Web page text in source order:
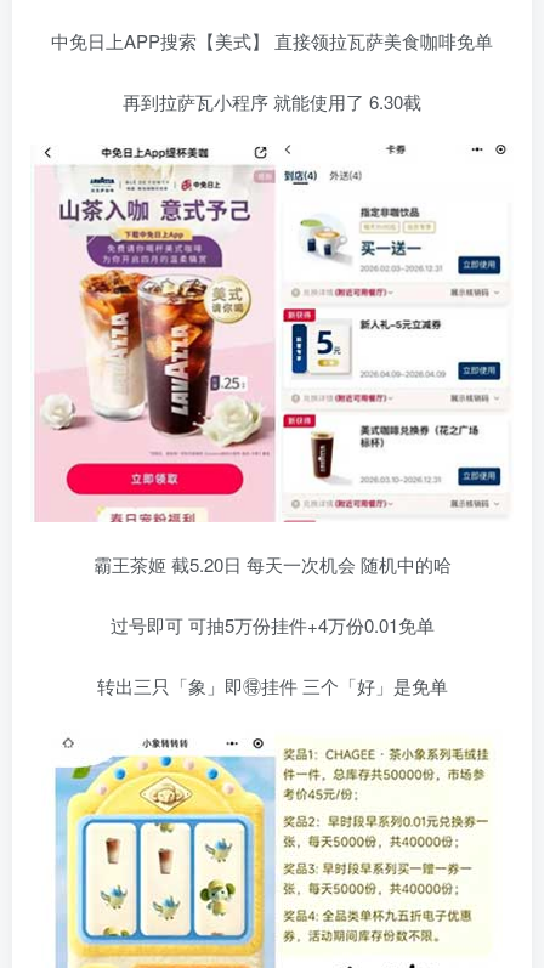
中免日上APP搜索【美式】 直接领拉瓦萨美食咖啡免单
再到拉萨瓦小程序 就能使用了 6.30截
霸王茶姬 截5.20日 每天一次机会 随机中的哈
过号即可 可抽5万份挂件+4万份0.01免单
转出三只「象」即🉐挂件 三个「好」是免单